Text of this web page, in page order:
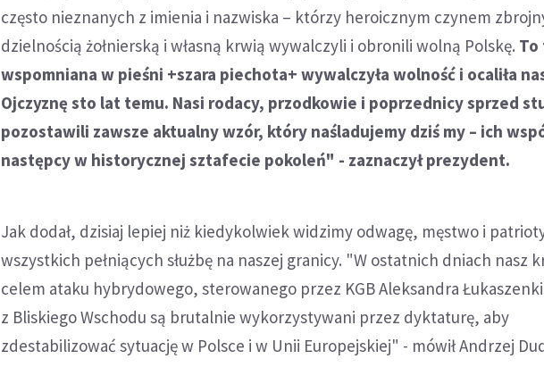
często nieznanych z imienia i nazwiska – którzy heroicznym czynem
dzielnością żołnierską i własną krwią wywalczyli i obronili wolną Polskę. To
wspomniana w pieśni +szara piechota+ wywalczyła wolność i ocaliła
Ojczyznę sto lat temu. Nasi rodacy, przodkowie i poprzednicy sprzed
pozostawili zawsze aktualny wzór, który naśladujemy dziś my – ich
następcy w historycznej sztafecie pokoleń" - zaznaczył prezydent.
Jak dodał, dzisiaj lepiej niż kiedykolwiek widzimy odwagę, męstwo i
wszystkich pełniących służbę na naszej granicy. "W ostatnich dniach nasz
celem ataku hybrydowego, sterowanego przez KGB Aleksandra
z Bliskiego Wschodu są brutalnie wykorzystywani przez dyktaturę, aby
zdestabilizować sytuację w Polsce i w Unii Europejskiej" - mówił Andrzej